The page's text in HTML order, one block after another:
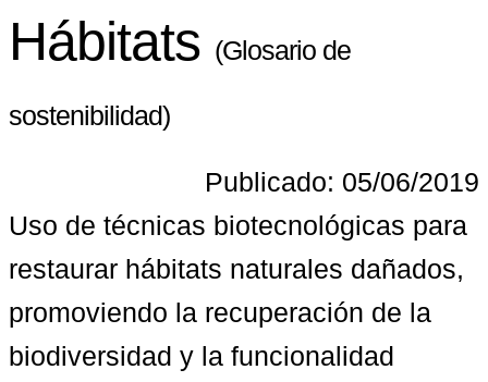
Hábitats (Glosario de
sostenibilidad)
Publicado: 05/06/2019
Uso de técnicas biotecnológicas para
restaurar hábitats naturales dañados,
promoviendo la recuperación de la
biodiversidad y la funcionalidad